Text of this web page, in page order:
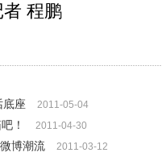
程鹏
底座
2011-05-04
！ 2011-04-30
博潮流 2011-03-12